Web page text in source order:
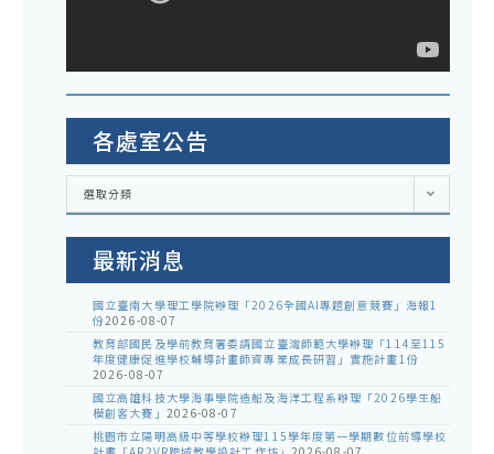
各處室公告
各
室
選取分類
最新消息
國立臺南大學理工學院辦理「2026全國AI專題創意競賽」海報1
份2026-08-07
教育部國民及學前教育署委請國立臺灣師範大學辦理「114至115
年度健康促進學校輔導計畫師資專業成長研習」實施計畫1份
2026-08-07
國立高雄科技大學海事學院造船及海洋工程系辦理「2026學生船
模創客大賽」 2026-08-07
桃園市立陽明高級中等學校辦理115學年度第一學期數位前導學校